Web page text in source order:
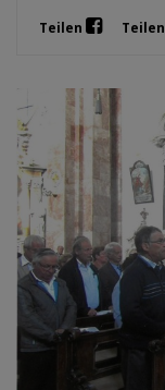
Teilen Teilen